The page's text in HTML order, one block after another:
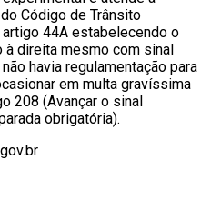
Código de Trânsito
artigo 44A estabelecendo o
direita mesmo com sinal
havia regulamentação para
em multa gravíssima
208 (Avançar o sinal
obrigatória).